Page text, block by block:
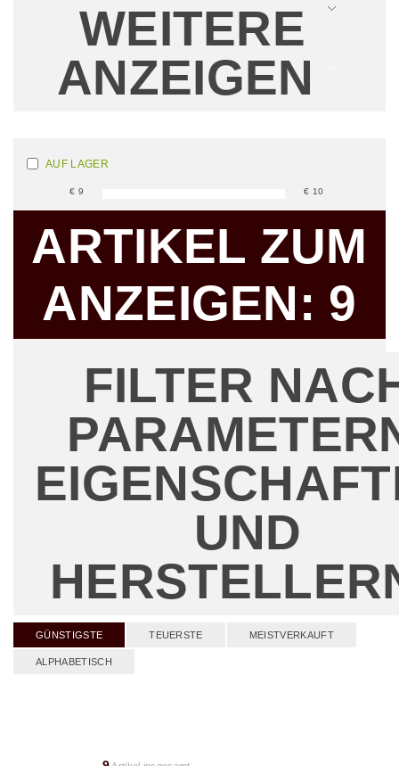
WEITERE
ANZEIGEN
AUF LAGER
€9 € 10
ARTIKEL ZUM
ANZEIGEN: 9
FILTER
UND
GÜNSTIGSTE TEUERSTE MEISTVERKAUFT
ALPHABETISCH